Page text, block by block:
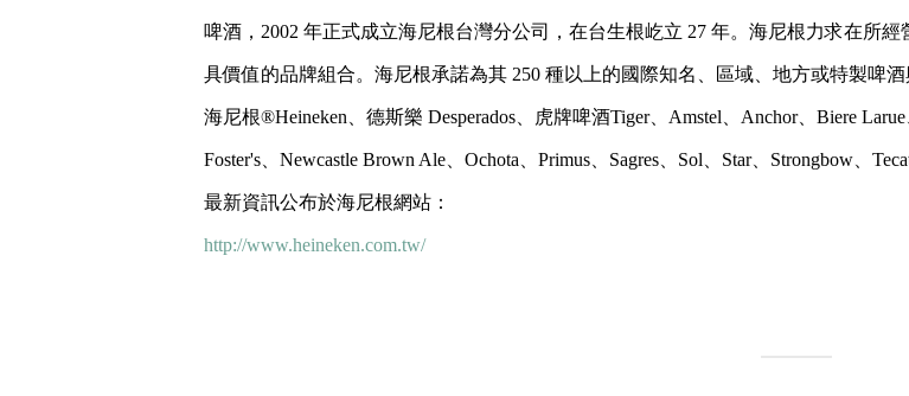
啤酒，2002 年正式成立海尼根台灣分公司，在台生根屹立 27 年。海尼根力求在所
具價值的品牌組合。海尼根承諾為其 250 種以上的國際知名、區域、地方或特製啤
海尼根®Heineken、德斯樂 Desperados、虎牌啤酒Tiger、Amstel、Anchor、Biere Larue
Foster's、Newcastle Brown Ale、Ochota、Primus、Sagres、Sol、Star、Strongbow、
最新資訊公布於海尼根網站：
http://www.heineken.com.tw/